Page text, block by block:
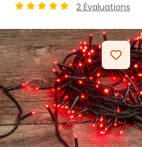
2 Évaluations